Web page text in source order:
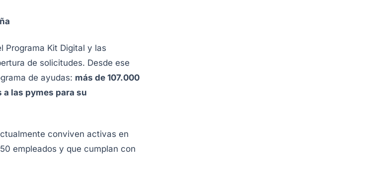
Programa Kit Digital y las
de solicitudes. Desde ese
de ayudas: más de 107.000
las pymes para su
conviven activas en
empleados y que cumplan con